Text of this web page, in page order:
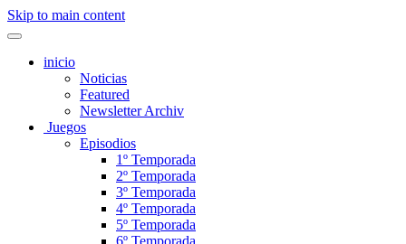
Skip to main content
inicio
Noticias
Featured
Newsletter Archiv
Juegos
Episodios
1º Temporada
2º Temporada
3º Temporada
4º Temporada
5º Temporada
6º Temporada